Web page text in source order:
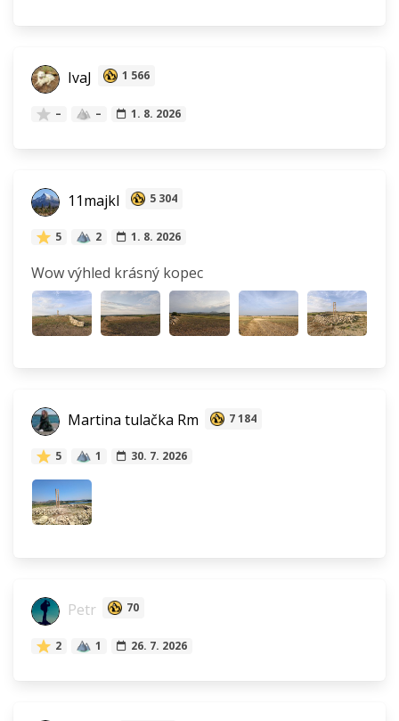
IvaJ 1 566
– – 1. 8. 2026
11majkl 5 304
5 2 1. 8. 2026
Wow výhled krásný kopec
Martina tulačka Rm 7 184
5 1 30. 7. 2026
Petr 70
2 1 26. 7. 2026